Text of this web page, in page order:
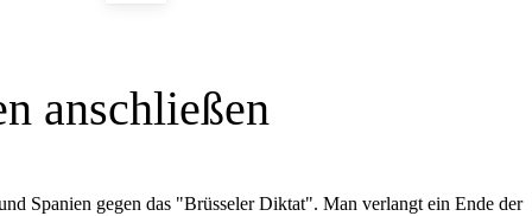
anschließen
Spanien gegen das "Brüsseler Diktat". Man verlangt ein Ende der